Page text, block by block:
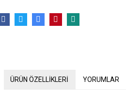
ÜRÜN ÖZELLİKLERİ YORUMLAR